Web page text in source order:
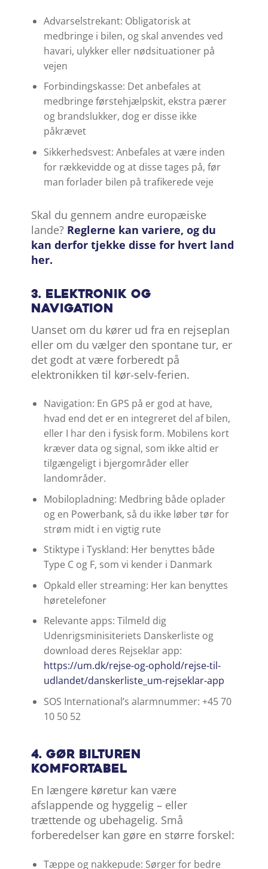
Advarselstrekant: Obligatorisk at
medbringe i bilen, og skal anvendes ved
havari, ulykker eller nødsituationer på
vejen
Forbindingskasse: Det anbefales at
medbringe førstehjælpskit, ekstra pærer
og brandslukker, dog er disse ikke
påkrævet
Sikkerhedsvest: Anbefales at være inden
for rækkevidde og at disse tages på, før
man forlader bilen på trafikerede veje
Skal du gennem andre europæiske
lande? Reglerne kan variere, og du
kan derfor tjekke disse for hvert land
her.
3. Elektronik og
navigation
Uanset om du kører ud fra en rejseplan
eller om du vælger den spontane tur, er
det godt at være forberedt på
elektronikken til kør-selv-ferien.
Navigation: En GPS på er god at have,
hvad end det er en integreret del af bilen,
eller I har den i fysisk form. Mobilens kort
kræver data og signal, som ikke altid er
tilgængeligt i bjergområder eller
landområder.
Mobilopladning: Medbring både oplader
og en Powerbank, så du ikke løber tør for
strøm midt i en vigtig rute
Stiktype i Tyskland: Her benyttes både
Type C og F, som vi kender i Danmark
Opkald eller streaming: Her kan benyttes
høretelefoner
Relevante apps: Tilmeld dig
Udenrigsminisiteriets Danskerliste og
download deres Rejseklar app:
https://um.dk/rejse-og-ophold/rejse-til-
udlandet/danskerliste_um-rejseklar-app
SOS International’s alarmnummer: +45 70
10 50 52
4. Gør bilturen
komfortabel
En længere køretur kan være
afslappende og hyggelig – eller
trættende og ubehagelig. Små
forberedelser kan gøre en større forskel:
Tæppe og nakkepude: Sørger for bedre